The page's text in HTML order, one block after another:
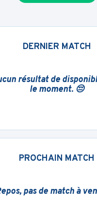
DERNIER MATCH
résultat de
le moment. 😔
PROCHAIN MATCH
pas de match à